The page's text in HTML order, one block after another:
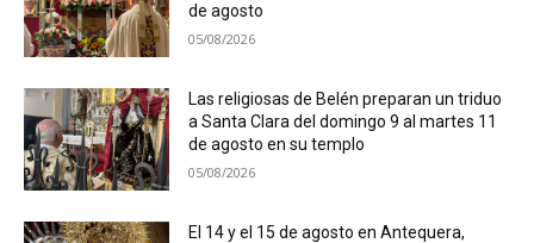
de agosto
05/08/2026
Las religiosas de Belén preparan un triduo
a Santa Clara del domingo 9 al martes 11
de agosto en su templo
05/08/2026
El 14 y el 15 de agosto en Antequera,